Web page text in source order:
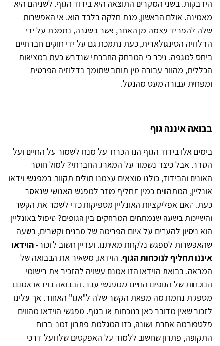
הידבקות. בשני המקרים התוצאה היא בידוד הגוף. לשניהם היא
מאמינה. אולם הראשון, מנת חלקה בלבד הוא. אי האפשרות
שלה להפריד עצמה מן האחר, אשר בשגרה, נתמכת על ידי
הדלוזיה הסינגולארית, כעת נתמכת גם על ידי חוקים חברתיים
ביחס למגפה. ניכר כי המרחק החברתי שנדרש כעת במציאות
הכללית, מהווה עבורה מין תותב שתומך בדלוזיה הפרטית
ומפחית עבורה מעט מהנטל.
בבואה איננה גוף
בימים אלו בידוד הגוף הנו הכרחי על מנת לשמור על החיים ועל
הסדר. אבל כיצד נשמור על המארג החברתי? למול חוסר
האונים והבידוד, כולנו מוצאים עצמנו תולים תקוות במפגשי וידאו
אונליין, המתהווים כמין תחליף מוזר למפגש האנושי שנאסר
כעת. האם אפליקציות האונליין מספיקות כדי לשמר את הקשר
והשייכות בשעה שנמתחים המרחקים בין הגופים? טיפול באונליין
הוא ניסיון להערים על איום הפרימה של מבנים וקשרים, בשעה
שהאפשרות למפגש נלקחת מאיתנו. ועדיין חשוב לזכור-הוידאו
איננו תחליף לנוכחות הגוף. הוידאו, משאיר את הבבואה של
המראה. בבואת הוידאו הזו אמנם עשויה להזכיר את רישומי
הנוכחות של הגופים החיים ממפגשי עבר. הבבואה בוידאו אמנם
מספקת נחמת מה מפאת הקשר שלה ל"אגו" האחוד. אך עלינו
לזכור שאין מדובר כאן בנוכחות או בגוף. מפגשי הוידאו מהווים
פלטפורמה אחרת ושונה, כזו המגלמת פתרון זמני ברוח
התקופה, פתרון שחשוב ללמוד על האפקטים שלו ועל דרכי